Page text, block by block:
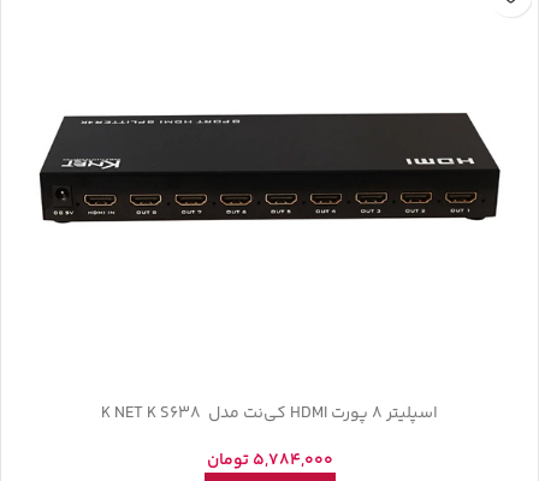
اسپلیتر 8 پورت HDMI کی‌نت مدل K NET K S638
5,784,000 تومان